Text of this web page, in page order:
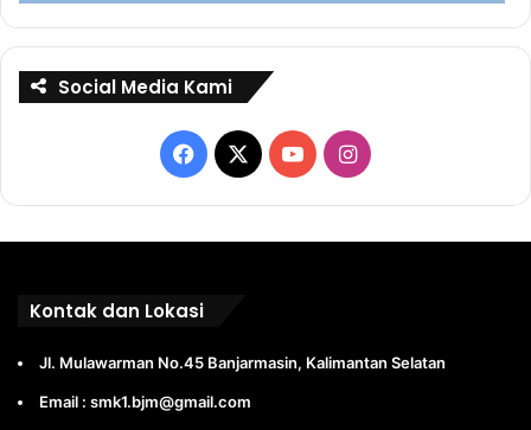
Social Media Kami
Facebook
X YouTubeInstagram
Kontak dan Lokasi
Jl. Mulawarman No.45 Banjarmasin, Kalimantan Selatan
Email : smk1.bjm@gmail.com